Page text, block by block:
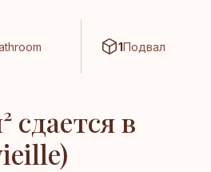
1Подвал
сдается в